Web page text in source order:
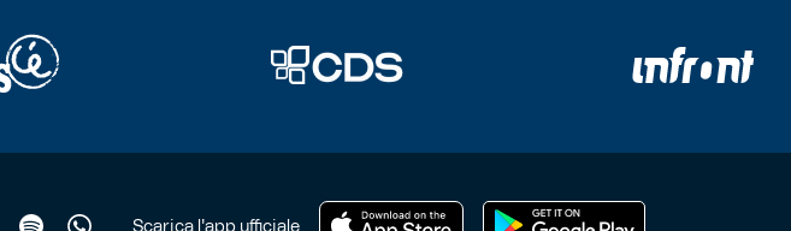
Scarica l'app ufficiale